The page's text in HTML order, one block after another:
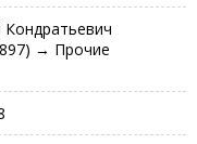
Кондратьевич
→ Прочие